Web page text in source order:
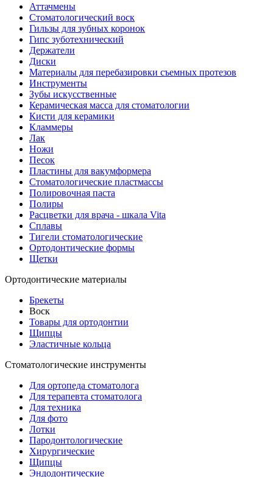
Аттачмены
Стоматологический воск
Гильзы для зубных коронок
Гипс зуботехнический
Держатели
Диски
Материалы для перебазировки съемных протезов
Инструменты
Зубы искусственные
Керамическая масса для стоматологии
Кисти для керамики
Кламмеры
Лак
Ножи
Песок
Пластины для вакумформера
Стоматологические пластмассы
Полировочная паста
Полиры
Расцветки для врача - шкала Vita
Сплавы
Тигели стоматологические
Ортодонтические формы
Щетки
Ортодонтические материалы
Брекеты
Воск
Товары для ортодонтии
Щипцы
Эластичные кольца
Стоматологические инструменты
Для ортопеда стоматолога
Для терапевта стоматолога
Для техника
Для фото
Лотки
Пародонтологические
Хирургические
Щипцы
Эндодонтические